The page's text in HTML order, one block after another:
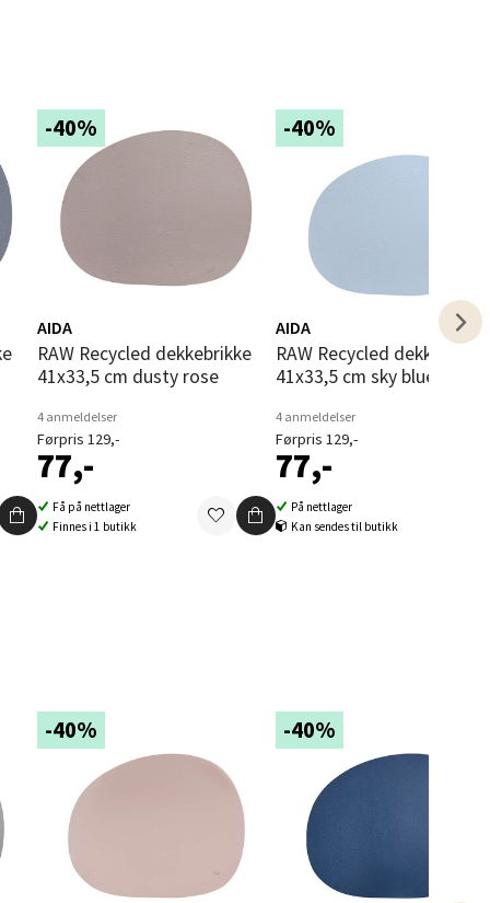
-40%
AIDA
RAW Recycled dekkebrikke
41x33,5 cm dusty rose
4 anmeldelser
Førpris 129,-
77,-
Få på nettlager
Finnes i 1 butikk
-40%
AIDA
RAW Recycled dekkebrikke
41x33,5 cm sky blue
4 anmeldelser
Førpris 129,-
77,-
På nettlager
Kan sendes til butikk
-40% -40%